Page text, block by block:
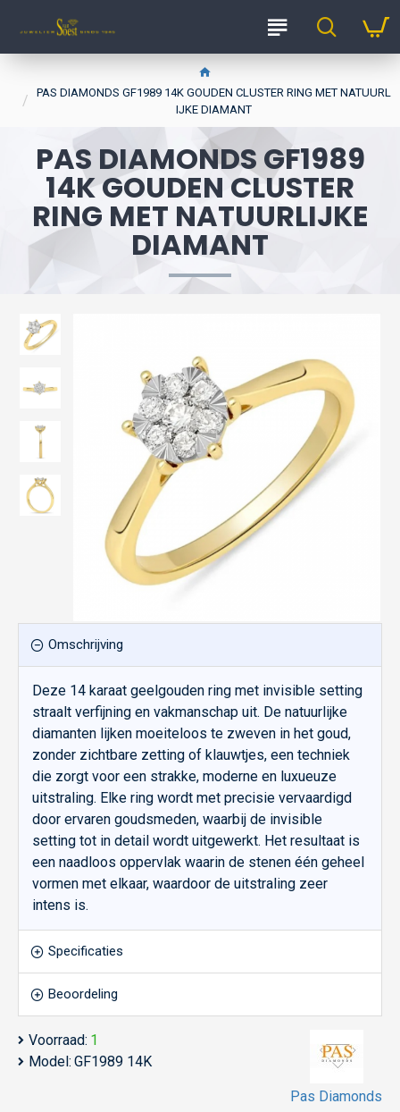
PAS DIAMONDS GF1989 14K GOUDEN CLUSTER RING MET NATUURL
IJKE DIAMANT
PAS DIAMONDS GF1989
14K GOUDEN CLUSTER
RING MET NATUURLIJKE
DIAMANT
Omschrijving
Deze 14 karaat geelgouden ring met invisible setting
straalt verfijning en vakmanschap uit. De natuurlijke
diamanten lijken moeiteloos te zweven in het goud,
zonder zichtbare zetting of klauwtjes, een techniek
die zorgt voor een strakke, moderne en luxueuze
uitstraling. Elke ring wordt met precisie vervaardigd
door ervaren goudsmeden, waarbij de invisible
setting tot in detail wordt uitgewerkt. Het resultaat is
een naadloos oppervlak waarin de stenen één geheel
vormen met elkaar, waardoor de uitstraling zeer
intens is.
Specificaties
Beoordeling
Voorraad: 1
Model: GF1989 14K
Pas Diamonds